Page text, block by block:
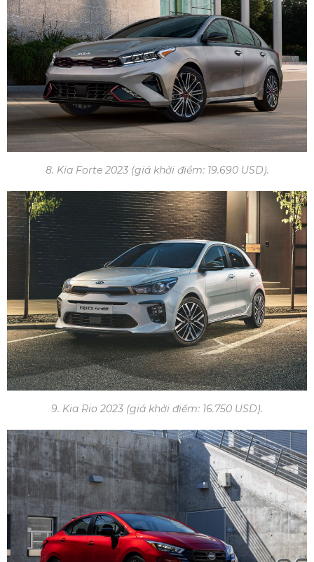
8. Kia Forte 2023 (giá khởi điểm: 19.690 USD).
9. Kia Rio 2023 (giá khởi điểm: 16.750 USD).